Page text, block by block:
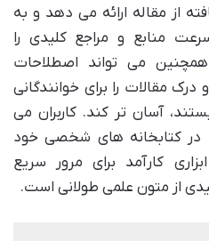
از مقاله ارائه می دهد و به
منابع و مراجع کلیدی را
شناسایی کند. Scholarcy همچنین می تواند اصطلاحات
مقالات را برای خوانندگانی
آسان تر کند. کاربران می
در کتابخانه های شخصی خود
مدیریت کنند. Scholarcy ابزاری کارآمد برای مرور سریع
از متون علمی طولانی است.